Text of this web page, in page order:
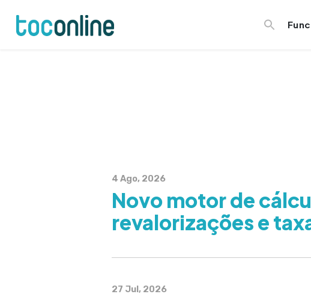
4 Ago, 2026
Novo motor de
revalorizações e
27 Jul, 2026